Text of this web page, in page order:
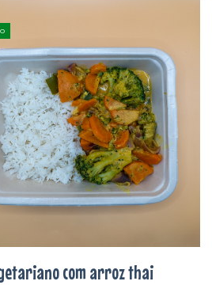
Adicionar
aos
favoritos
com arroz thai